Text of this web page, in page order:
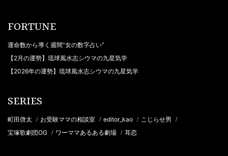
FORTUNE
運命数から導く週間“女の数字占い”
【2月の運勢】琉球風水志シウマの九星気学
【2026年の運勢】琉球風水志シウマの九星気学
SERIES
町田啓太 / お受験ママの相談室 / editor_kao / こじらせ男 /
宝塚歌劇団OG / ワーママあるある劇場 / 耳恋